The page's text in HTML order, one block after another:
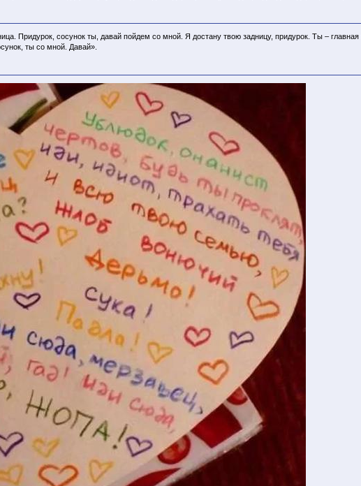
Придурок, сосунок ты, давай пойдем со мной. Я достану твою задницу, придурок. Ты –
ты со мной. Давай».